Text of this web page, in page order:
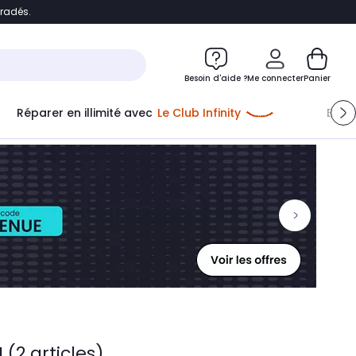
Besoin d'aide ?Me connecter
Me connecter
Nouveau clientCréer mon compte
ou me connecter avec
Panier
Réparer en illimité avec Le Club Infinity